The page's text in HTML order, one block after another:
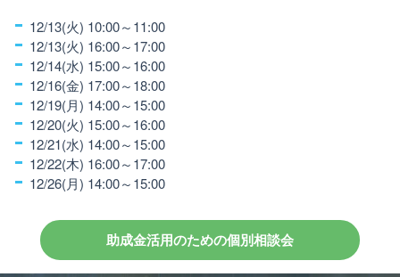
12/13(火) 10:00～11:00
12/13(火) 16:00～17:00
12/14(水) 15:00～16:00
12/16(金) 17:00～18:00
12/19(月) 14:00～15:00
12/20(火) 15:00～16:00
12/21(水) 14:00～15:00
12/22(木) 16:00～17:00
12/26(月) 14:00～15:00
助成金活用のための個別相談会